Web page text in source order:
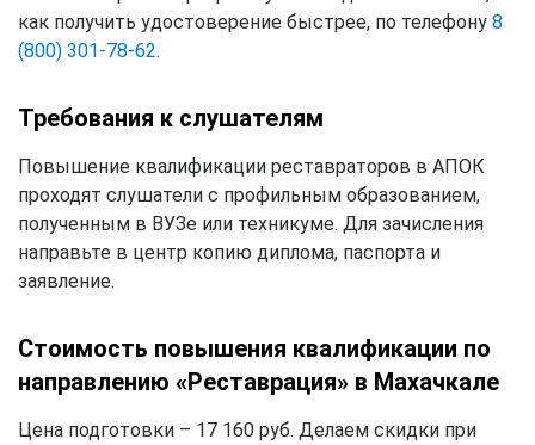
как получить удостоверение быстрее, по телефону 8
(800) 301-78-62.
Требования к слушателям
Повышение квалификации реставраторов в АПОК
проходят слушатели с профильным образованием,
полученным в ВУЗе или техникуме. Для зачисления
направьте в центр копию диплома, паспорта и
заявление.
Стоимость повышения квалификации по
направлению «Реставрация» в Махачкале
Цена подготовки – 17 160 руб. Делаем скидки при